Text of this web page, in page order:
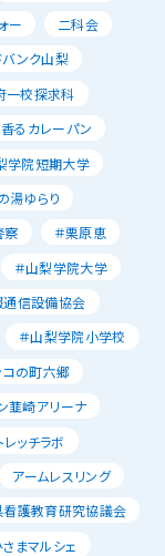
ー
二科会
ンク山梨
一校探求科
るカレーパン
学院短期大学
湯ゆらり
察
＃栗原恵
＃山梨学院大学
通信設備協会
＃山梨学院小学校
コの町六郷
韮崎アリーナ
レッチラボ
アームレスリング
護教育研究協議会
まマルシェ